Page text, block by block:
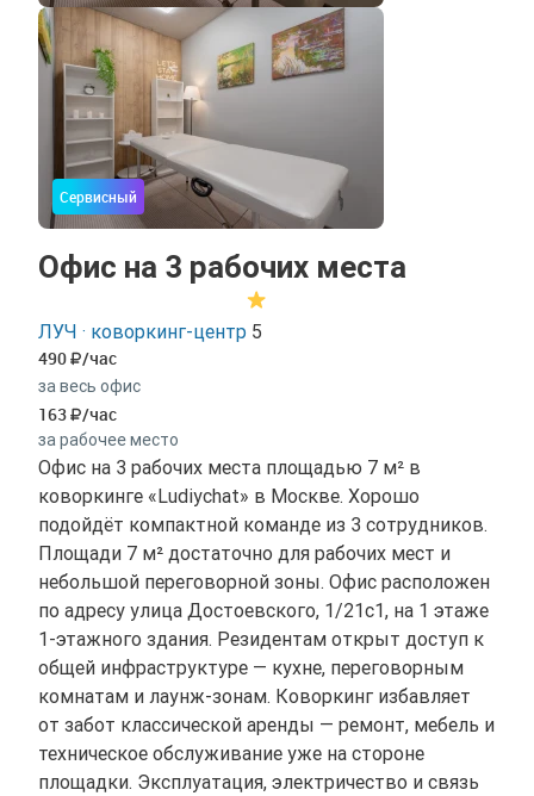
Сервисный
Офис на 3 рабочих места
ЛУЧ · коворкинг-центр 5
490 /час
за весь офис
163 /час
за рабочее место
Офис на 3 рабочих места площадью 7 м² в
коворкинге «Ludiychat» в Москве. Хорошо
подойдёт компактной команде из 3 сотрудников.
Площади 7 м² достаточно для рабочих мест и
небольшой переговорной зоны. Офис расположен
по адресу улица Достоевского, 1/21с1, на 1 этаже
1-этажного здания. Резидентам открыт доступ к
общей инфраструктуре — кухне, переговорным
комнатам и лаунж-зонам. Коворкинг избавляет
от забот классической аренды — ремонт, мебель и
техническое обслуживание уже на стороне
площадки. Эксплуатация, электричество и связь